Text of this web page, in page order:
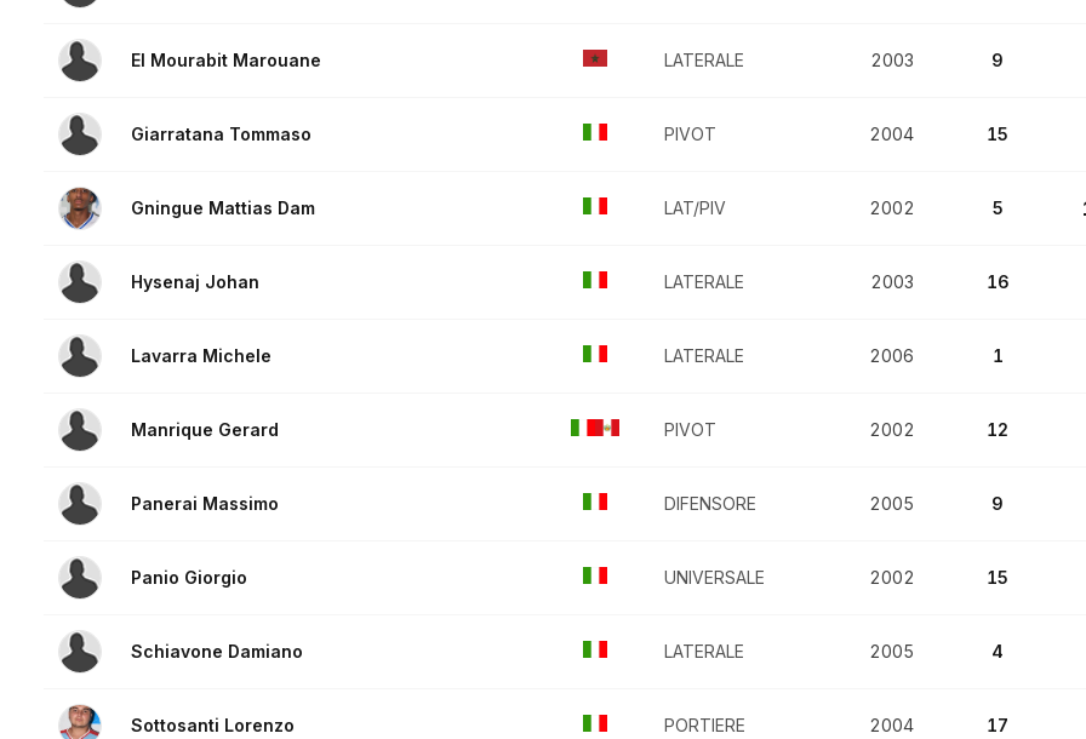
El Mourabit Marouane LATERALE 2003 9
Giarratana Tommaso PIVOT 2004 15
Gningue Mattias Dam LAT/PIV 2002 5
Hysenaj Johan LATERALE 2003 16
Lavarra Michele LATERALE 2006 1
Manrique Gerard PIVOT 2002 12
Panerai Massimo DIFENSORE 2005 9
Panio Giorgio UNIVERSALE 2002 15
Schiavone Damiano LATERALE 2005 4
Sottosanti Lorenzo PORTIERE 2004 17